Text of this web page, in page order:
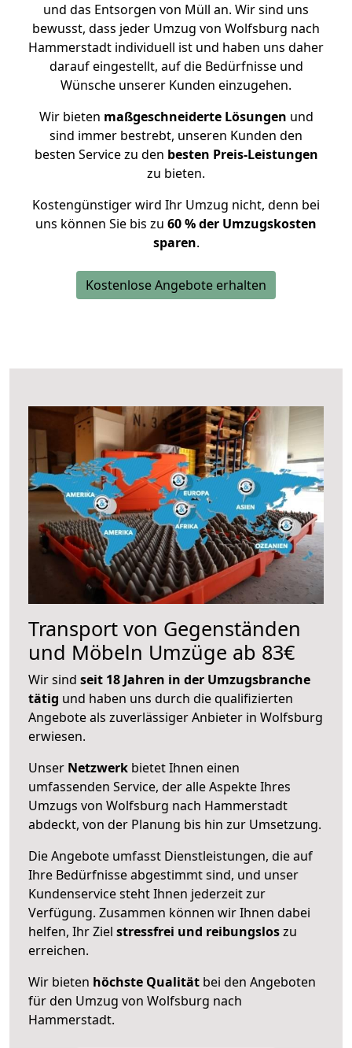
und das Entsorgen von Müll an. Wir sind uns
bewusst, dass jeder Umzug von Wolfsburg nach
Hammerstadt individuell ist und haben uns daher
darauf eingestellt, auf die Bedürfnisse und
Wünsche unserer Kunden einzugehen.
Wir bieten maßgeschneiderte Lösungen und
sind immer bestrebt, unseren Kunden den
besten Service zu den besten Preis-Leistungen
zu bieten.
Kostengünstiger wird Ihr Umzug nicht, denn bei
uns können Sie bis zu 60 % der Umzugskosten
sparen.
Kostenlose Angebote erhalten
Transport von Gegenständen
und Möbeln Umzüge ab 83€
Wir sind seit 18 Jahren in der Umzugsbranche
tätig und haben uns durch die qualifizierten
Angebote als zuverlässiger Anbieter in Wolfsburg
erwiesen.
Unser Netzwerk bietet Ihnen einen
umfassenden Service, der alle Aspekte Ihres
Umzugs von Wolfsburg nach Hammerstadt
abdeckt, von der Planung bis hin zur Umsetzung.
Die Angebote umfasst Dienstleistungen, die auf
Ihre Bedürfnisse abgestimmt sind, und unser
Kundenservice steht Ihnen jederzeit zur
Verfügung. Zusammen können wir Ihnen dabei
helfen, Ihr Ziel stressfrei und reibungsloszu
erreichen.
Wir bieten höchste Qualität bei den Angeboten
für den Umzug von Wolfsburg nach
Hammerstadt.